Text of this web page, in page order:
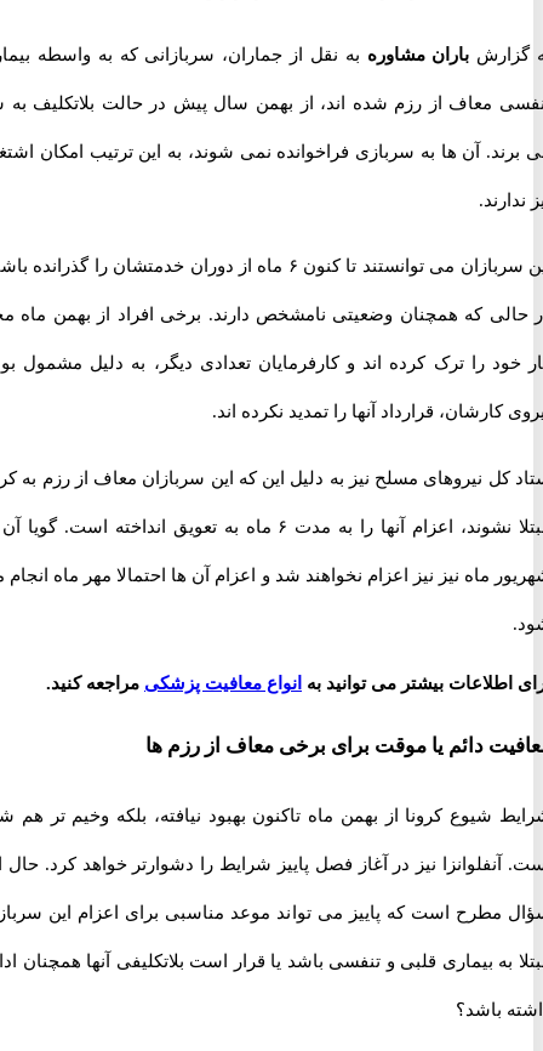
باران مشاورهبه نقل از جماران، سربازانی که به واسطه بیماری
معاف از رزم شده اند، از بهمن سال پیش در حالت بلاتکلیف به سر
آن ها به سربازی فراخوانده نمی شوند، به این ترتیب امکان اشتغال
این سربازان می توانستند تا کنون ۶ ماه از دوران خدمتشان را گذرانده باشند،
که همچنان وضعیتی نامشخص دارند. برخی افراد از بهمن ماه محل
را ترک کرده اند و کارفرمایان تعدادی دیگر، به دلیل مشمول بودن
قرارداد آنها را تمدید نکرده اند.
نیروهای مسلح نیز به دلیل این که این سربازان معاف از رزم به کرونا
مبتلا نشوند، اعزام آنها را به مدت ۶ ماه به تعویق انداخته است. گویا آن ها
ماه نیز نیز اعزام نخواهند شد و اعزام آن ها احتمالا مهر ماه انجام می
بیشتر می توانید بهانواع معافیت پزشکیمراجعه کنید.
دائم یا موقت برای برخی معاف از رزم ها
شیوع کرونا از بهمن ماه تاکنون بهبود نیافته، بلکه وخیم تر هم شده
نیز در آغاز فصل پاییز شرایط را دشوارتر خواهد کرد. حال این
است که پاییز می تواند موعد مناسبی برای اعزام این سربازان
به بیماری قلبی و تنفسی باشد یا قرار است بلاتکلیفی آنها همچنان ادامه
باشد؟